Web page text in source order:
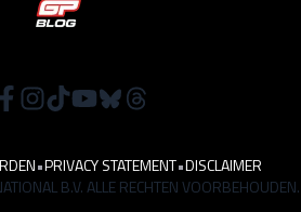
•PRIVACY STATEMENT•DISCLAIMER
B.V. ALLE RECHTEN VOORBEHOUDEN.